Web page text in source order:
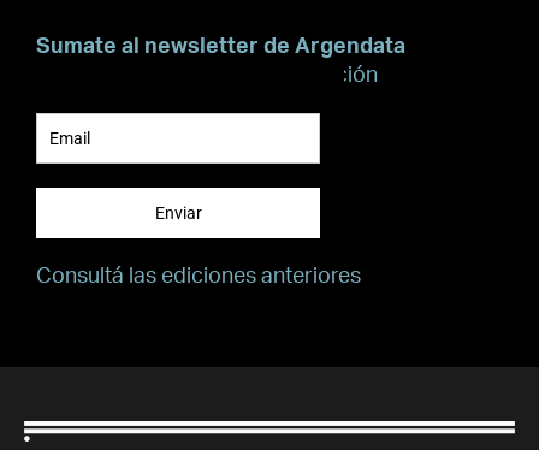
Sumate al newsletter de Argendata
Suscribite para recibir información
Enviar
Consultá las ediciones anteriores